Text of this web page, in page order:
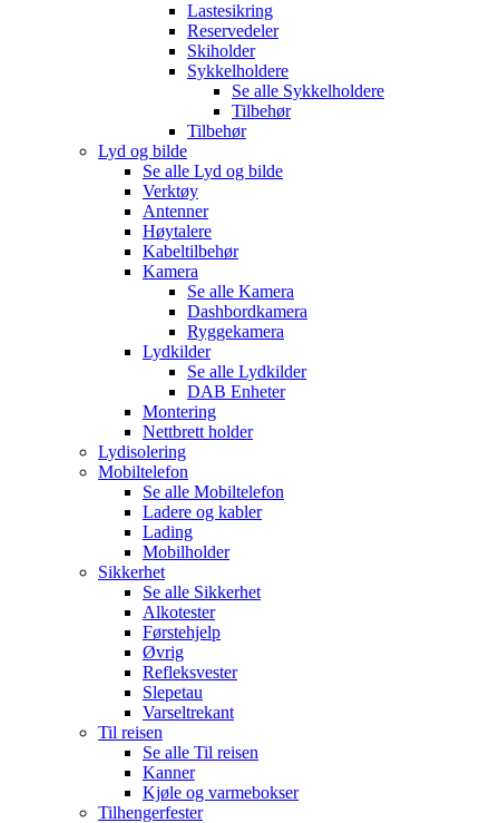
Lastesikring
Reservedeler
Skiholder
Sykkelholdere
Se alle Sykkelholdere
Tilbehør
Tilbehør
Lyd og bilde
Se alle Lyd og bilde
Verktøy
Antenner
Høytalere
Kabeltilbehør
Kamera
Se alle Kamera
Dashbordkamera
Ryggekamera
Lydkilder
Se alle Lydkilder
DAB Enheter
Montering
Nettbrett holder
Lydisolering
Mobiltelefon
Se alle Mobiltelefon
Ladere og kabler
Lading
Mobilholder
Sikkerhet
Se alle Sikkerhet
Alkotester
Førstehjelp
Øvrig
Refleksvester
Slepetau
Varseltrekant
Til reisen
Se alle Til reisen
Kanner
Kjøle og varmebokser
Tilhengerfester